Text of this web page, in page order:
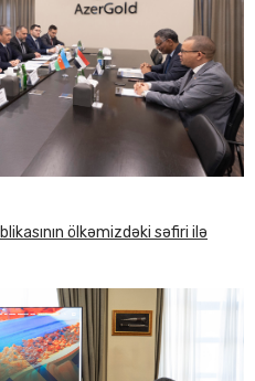
ölkəmizdəki səfiri ilə